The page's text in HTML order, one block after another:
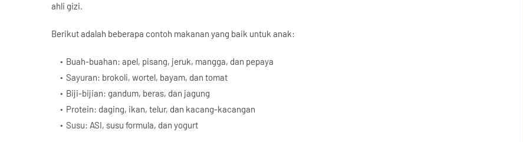
ahli gizi.
Berikut adalah beberapa contoh makanan yang baik untuk anak:
Buah-buahan: apel, pisang, jeruk, mangga, dan pepaya
Sayuran: brokoli, wortel, bayam, dan tomat
Biji-bijian: gandum, beras, dan jagung
Protein: daging, ikan, telur, dan kacang-kacangan
Susu: ASI, susu formula, dan yogurt